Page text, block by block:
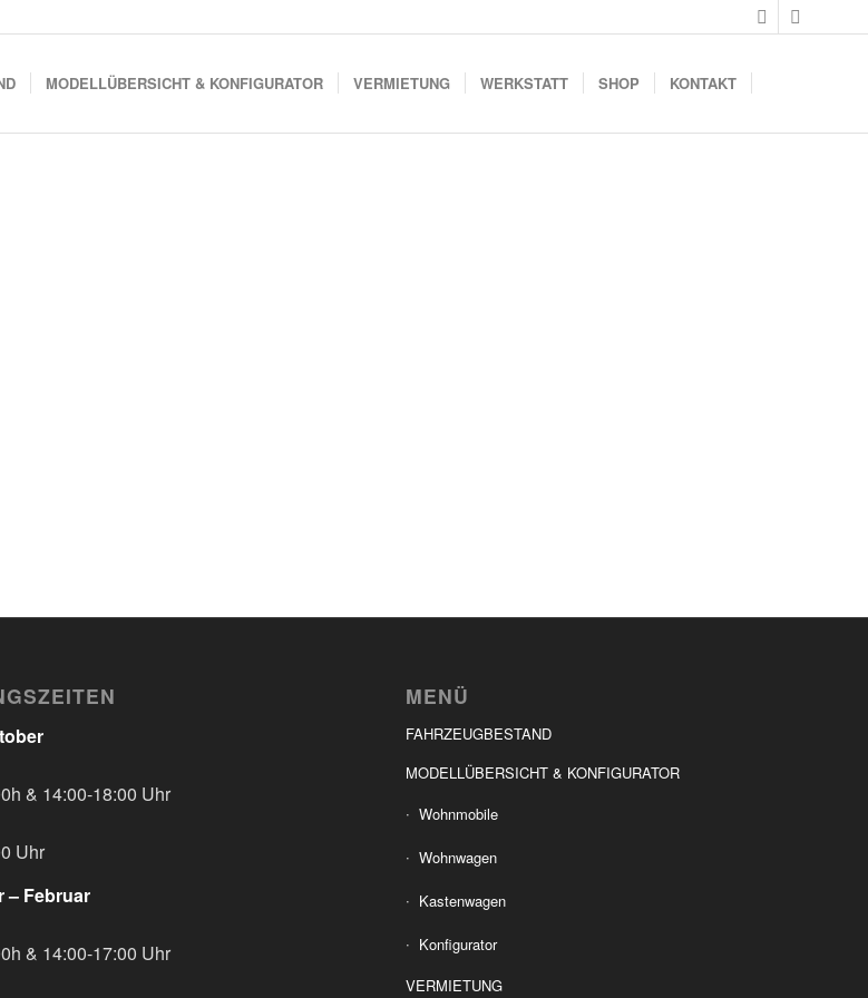
MODELLÜBERSICHT & KONFIGURATOR VERMIETUNG WERKSTATT SHOP KONTAKT
& 14:00-18:00 Uhr
Uhr
– Februar
& 14:00-17:00 Uhr
MENÜ
FAHRZEUGBESTAND
MODELLÜBERSICHT & KONFIGURATOR
Wohnmobile
Wohnwagen
Kastenwagen
Konfigurator
VERMIETUNG